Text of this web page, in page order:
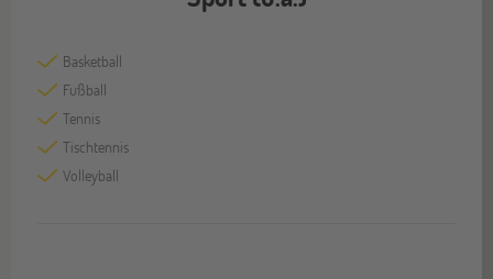
Basketball
Fußball
Tennis
Tischtennis
Volleyball